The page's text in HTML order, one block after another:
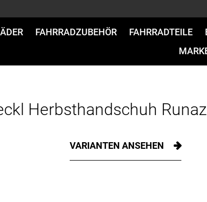
FAHRRADZUBEHÖR FAHRRADTEILE
Herbsthandschuh
VARIANTEN ANSEHEN